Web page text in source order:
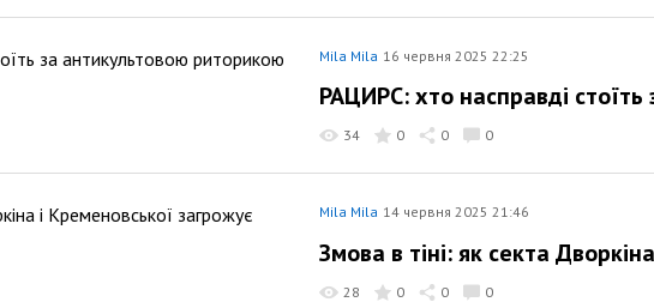
Mila Mila 16 червня 2025 22:25
РАЦИРС: хто насправді
34 0 0 0
Mila Mila 14 червня 2025 21:46
Змова в тіні: як секта
28 0 0 0